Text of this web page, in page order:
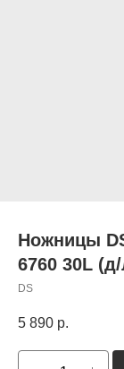
Ножницы
6760 30L
DS
5 890 р.